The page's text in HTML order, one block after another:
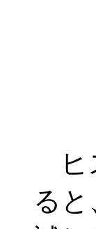
ヒ
る